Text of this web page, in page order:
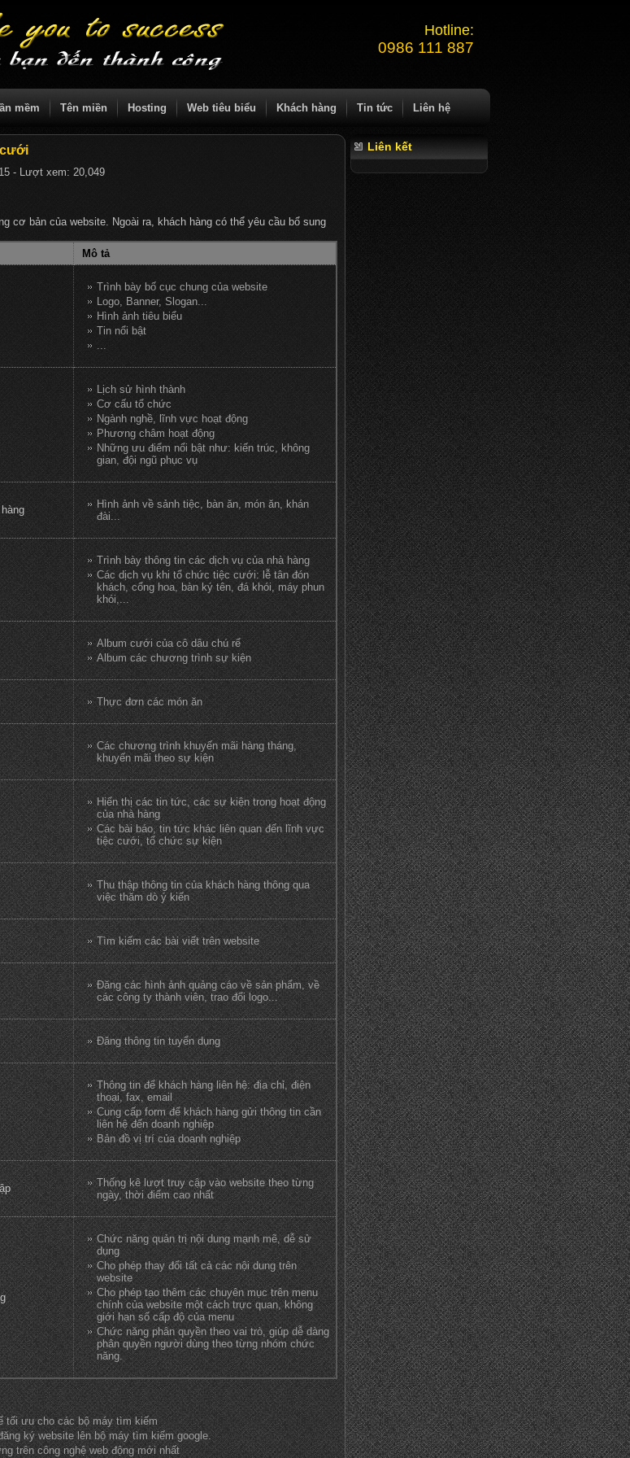
Hotline:
0986 111 887
mềm Tên miền Hosting Web tiêu biểu Khách hàng Tin tức Liên hệ
cưới
- Lượt xem: 20,049
cơ bản của website. Ngoài ra, khách hàng có thể yêu cầu bổ sung
Mô tả
Trình bày bố cục chung của website
Logo, Banner, Slogan...
Hình ảnh tiêu biểu
Tin nổi bật
...
Lịch sử hình thành
Cơ cấu tổ chức
Ngành nghề, lĩnh vực hoạt động
Phương châm hoạt động
Những ưu điểm nổi bật như: kiến trúc, không
gian, đội ngũ phục vụ
Hình ảnh về sảnh tiệc, bàn ăn, món ăn, khán
đài...
Trình bày thông tin các dịch vụ của nhà hàng
Các dịch vụ khi tổ chức tiệc cưới: lễ tân đón
khách, cổng hoa, bàn ký tên, đá khói, máy phun
khói,...
Album cưới của cô dâu chú rể
Album các chương trình sự kiện
Thực đơn các món ăn
Các chương trình khuyến mãi hàng tháng,
khuyến mãi theo sự kiện
Hiển thị các tin tức, các sự kiện trong hoạt động
của nhà hàng
Các bài báo, tin tức khác liên quan đến lĩnh vực
tiệc cưới, tổ chức sự kiện
Thu thập thông tin của khách hàng thông qua
việc thăm dò ý kiến
Tìm kiếm các bài viết trên website
Đăng các hình ảnh quảng cáo về sản phẩm, về
các công ty thành viên, trao đổi logo...
Đăng thông tin tuyển dụng
Thông tin để khách hàng liên hệ: địa chỉ, điện
thoại, fax, email
Cung cấp form để khách hàng gửi thông tin cần
liên hệ đến doanh nghiệp
Bản đồ vị trí của doanh nghiệp
Thống kê lượt truy cập vào website theo từng
ngày, thời điểm cao nhất
Chức năng quản trị nội dung mạnh mẽ, dễ sử
dụng
Cho phép thay đổi tất cả các nội dung trên
website
Cho phép tạo thêm các chuyên mục trên menu
chính của website một cách trực quan, không
giới hạn số cấp độ của menu
Chức năng phân quyền theo vai trò, giúp dễ dàng
phân quyền người dùng theo từng nhóm chức
năng.
tối ưu cho các bộ máy tìm kiếm
ký website lên bộ máy tìm kiếm google.
trên công nghệ web động mới nhất
Liên kết